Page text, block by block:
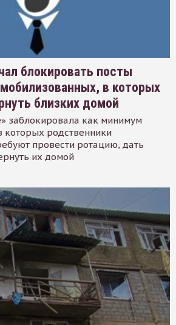
блокировать посты
в которых
близких домой
заблокировала как минимум
которых родственники
провести ротацию, дать
их домой